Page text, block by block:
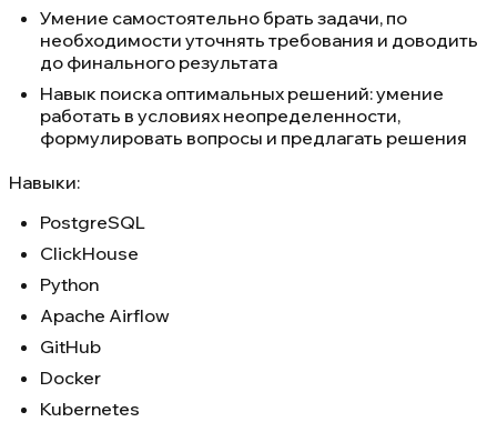
Умение самостоятельно брать задачи, по
необходимости уточнять требования и доводить
до финального результата
Навык поиска оптимальных решений: умение
работать в условиях неопределенности,
формулировать вопросы и предлагать решения
Навыки:
PostgreSQL
ClickHouse
Python
Apache Airflow
GitHub
Docker
Kubernetes